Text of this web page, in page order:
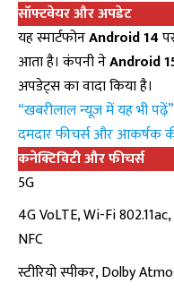
सॉफ्टवेयर और अपडेट
यह स्मार्टफोनAndroid 14
आता है। कंपनी नेAndroid
अपडेट्स का वादा किया है।
“खबरीलाल न्यूज़ में यह भी
दमदार फीचर्स और आकर्षक
कनेक्टिविटी और फीचर्स
5G
4G VoLTE, Wi-Fi
NFC
स्टीरियो स्पीकर, Dolby